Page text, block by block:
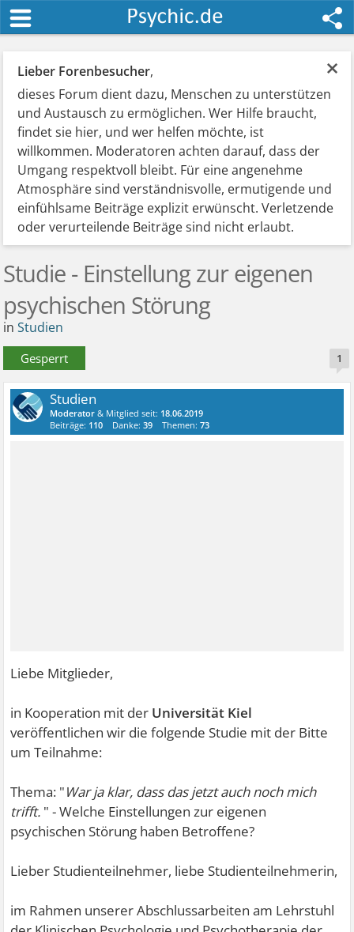
×
Lieber Forenbesucher,
dieses Forum dient dazu, Menschen zu unterstützen
und Austausch zu ermöglichen. Wer Hilfe braucht,
findet sie hier, und wer helfen möchte, ist
willkommen. Moderatoren achten darauf, dass der
Umgang respektvoll bleibt. Für eine angenehme
Atmosphäre sind verständnisvolle, ermutigende und
einfühlsame Beiträge explizit erwünscht. Verletzende
oder verurteilende Beiträge sind nicht erlaubt.
Studie - Einstellung zur eigenen
psychischen Störung
inStudien
Gesperrt 1
Studien
Moderator & Mitglied seit: 18.06.2019
Beiträge: 110 Danke:39 Themen:73
Liebe Mitglieder,
in Kooperation mit der Universität Kiel
veröffentlichen wir die folgende Studie mit der Bitte
um Teilnahme:
Thema: "War ja klar, dass das jetzt auch noch mich
trifft. " - Welche Einstellungen zur eigenen
psychischen Störung haben Betroffene?
Lieber Studienteilnehmer, liebe Studienteilnehmerin,
im Rahmen unserer Abschlussarbeiten am Lehrstuhl